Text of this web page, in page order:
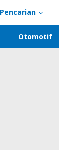
Pencarian
Otomotif